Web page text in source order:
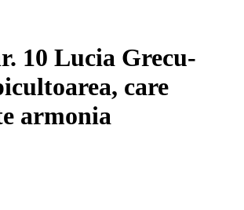
10 Lucia Grecu-
care
armonia